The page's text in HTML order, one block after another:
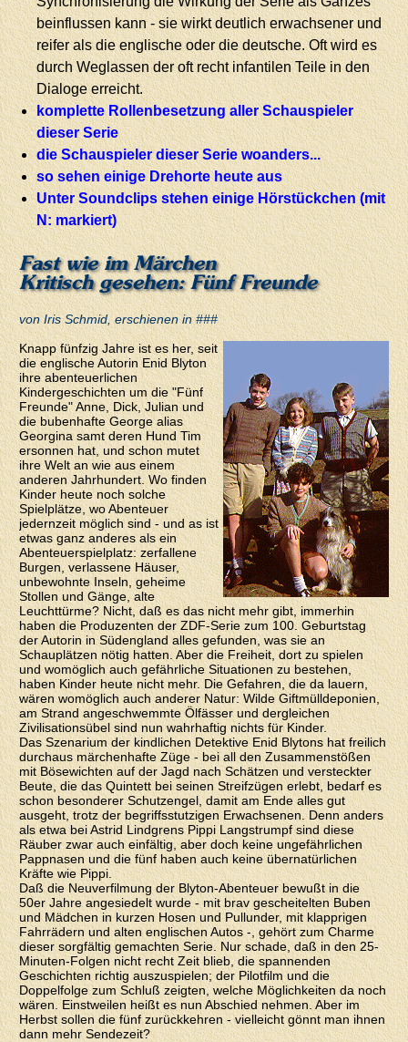
beinflussen kann - sie wirkt deutlich erwachsener und
reifer als die englische oder die deutsche. Oft wird es
durch Weglassen der oft recht infantilen Teile in den
Dialoge erreicht.
komplette Rollenbesetzung aller Schauspieler
dieser Serie
die Schauspieler dieser Serie woanders...
so sehen einige Drehorte heute aus
Unter Soundclips stehen einige Hörstückchen (mit
N: markiert)
Fast wie im Märchen
Kritisch gesehen: Fünf Freunde
von Iris Schmid, erschienen in ###
Knapp fünfzig Jahre ist es her, seit
die englische Autorin Enid Blyton
ihre abenteuerlichen
Kindergeschichten um die "Fünf
Freunde" Anne, Dick, Julian und
die bubenhafte George alias
Georgina samt deren Hund Tim
ersonnen hat, und schon mutet
ihre Welt an wie aus einem
anderen Jahrhundert. Wo finden
Kinder heute noch solche
Spielplätze, wo Abenteuer
jedernzeit möglich sind - und as ist
etwas ganz anderes als ein
Abenteuerspielplatz: zerfallene
Burgen, verlassene Häuser,
unbewohnte Inseln, geheime
Stollen und Gänge, alte
Leuchttürme? Nicht, daß es das nicht mehr gibt, immerhin
haben die Produzenten der ZDF-Serie zum 100. Geburtstag
der Autorin in Südengland alles gefunden, was sie an
Schauplätzen nötig hatten. Aber die Freiheit, dort zu spielen
und womöglich auch gefährliche Situationen zu bestehen,
haben Kinder heute nicht mehr. Die Gefahren, die da lauern,
wären womöglich auch anderer Natur: Wilde Giftmülldeponien,
am Strand angeschwemmte Ölfässer und dergleichen
Zivilisationsübel sind nun wahrhaftig nichts für Kinder.
Das Szenarium der kindlichen Detektive Enid Blytons hat freilich
durchaus märchenhafte Züge - bei all den Zusammenstößen
mit Bösewichten auf der Jagd nach Schätzen und versteckter
Beute, die das Quintett bei seinen Streifzügen erlebt, bedarf es
schon besonderer Schutzengel, damit am Ende alles gut
ausgeht, trotz der begriffsstutzigen Erwachsenen. Denn anders
als etwa bei Astrid Lindgrens Pippi Langstrumpf sind diese
Räuber zwar auch einfältig, aber doch keine ungefährlichen
Pappnasen und die fünf haben auch keine übernatürlichen
Kräfte wie Pippi.
Daß die Neuverfilmung der Blyton-Abenteuer bewußt in die
50er Jahre angesiedelt wurde - mit brav gescheitelten Buben
und Mädchen in kurzen Hosen und Pullunder, mit klapprigen
Fahrrädern und alten englischen Autos -, gehört zum Charme
dieser sorgfältig gemachten Serie. Nur schade, daß in den 25-
Minuten-Folgen nicht recht Zeit blieb, die spannenden
Geschichten richtig auszuspielen; der Pilotfilm und die
Doppelfolge zum Schluß zeigten, welche Möglichkeiten da noch
wären. Einstweilen heißt es nun Abschied nehmen. Aber im
Herbst sollen die fünf zurückkehren - vielleicht gönnt man ihnen
dann mehr Sendezeit?